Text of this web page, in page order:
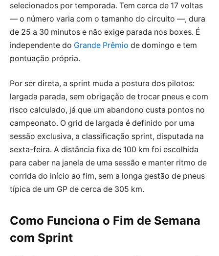
selecionados por temporada. Tem cerca de 17 voltas
— o número varia com o tamanho do circuito —, dura
de 25 a 30 minutos e não exige parada nos boxes. É
independente do Grande Prêmio de domingo e tem
pontuação própria.
Por ser direta, a sprint muda a postura dos pilotos:
largada parada, sem obrigação de trocar pneus e com
risco calculado, já que um abandono custa pontos no
campeonato. O grid de largada é definido por uma
sessão exclusiva, a classificação sprint, disputada na
sexta-feira. A distância fixa de 100 km foi escolhida
para caber na janela de uma sessão e manter ritmo de
corrida do início ao fim, sem a longa gestão de pneus
típica de um GP de cerca de 305 km.
Como Funciona o Fim de Semana
com Sprint